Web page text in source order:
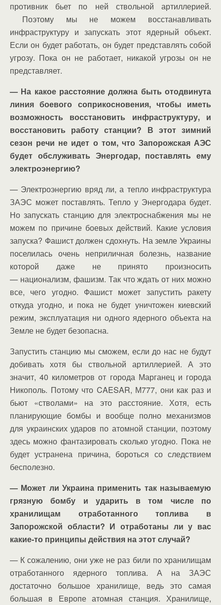
противник бьет по ней ствольной артиллерией.
Поэтому мы не можем восстанавливать
инфраструктуру и запускать этот ядерный объект.
Если он будет работать, он будет представлять собой
угрозу. Пока он не работает, никакой угрозы он не
представляет.
— На какое расстояние должна быть отодвинута
линия боевого соприкосновения, чтобы иметь
возможность восстановить инфраструктуру, и
восстановить работу станции? В этот зимний
сезон речи не идет о том, что Запорожская АЭС
будет обслуживать Энергодар, поставлять ему
электроэнергию?
— Электроэнергию вряд ли, а тепло инфраструктура
ЗАЭС может поставлять. Тепло у Энергодара будет.
Но запускать станцию для электроснабжения мы не
можем по причине боевых действий. Какие условия
запуска? Фашист должен сдохнуть. На земле Украины
поселилась очень неприличная болезнь, название
которой даже не принято произносить
— национализм, фашизм. Так что ждать от них можно
все, чего угодно. Фашист может запустить ракету
откуда угодно, и пока не будет уничтожен киевский
режим, эксплуатация ни одного ядерного объекта на
Земле не будет безопасна.
Запустить станцию мы сможем, если до нас не будут
добивать хотя бы ствольной артиллерией. А это
значит, 40 километров от города Марганец и города
Никополь. Потому что CAESAR, М777, они как раз и
бьют «стволами» на это расстояние. Хотя, есть
планирующие бомбы и вообще полно механизмов
для украинских ударов по атомной станции, поэтому
здесь можно фантазировать сколько угодно. Пока не
будет устранена причина, бороться со следствием
бесполезно.
— Может ли Украина применить так называемую
грязную бомбу и ударить в том числе по
хранилищам отработанного топлива в
Запорожской области? И отработаны ли у вас
какие-то принципы действия на этот случай?
— К сожалению, они уже не раз били по хранилищам
отработанного ядерного топлива. А на ЗАЭС
достаточно большое хранилище, ведь это самая
большая в Европе атомная станция. Хранилище,